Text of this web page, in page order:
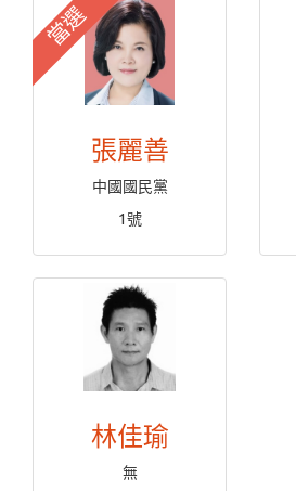
當選
張麗善
中國國民黨
1號
林佳瑜
無